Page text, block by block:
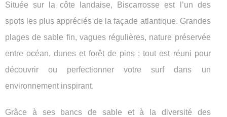
Située sur la côte landaise, Biscarrosse est l’un des
spots les plus appréciés de la façade atlantique. Grandes
plages de sable fin, vagues régulières, nature préservée
entre océan, dunes et forêt de pins : tout est réuni pour
découvrir ou perfectionner votre surf dans un
environnement inspirant.
Grâce à ses bancs de sable et à la diversité des